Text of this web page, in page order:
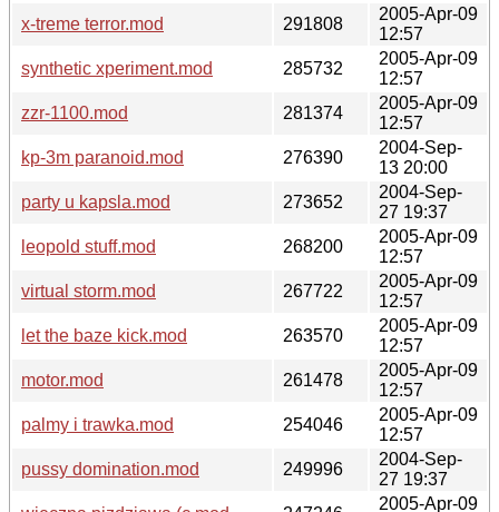
x-treme terror.mod
291808
2005-Apr-09
12:57
synthetic xperiment.mod
285732
2005-Apr-09
12:57
zzr-1100.mod
281374
2005-Apr-09
12:57
kp-3m paranoid.mod
276390
2004-Sep-
13 20:00
party u kapsla.mod
273652
2004-Sep-
27 19:37
leopold stuff.mod
268200
2005-Apr-09
12:57
virtual storm.mod
267722
2005-Apr-09
12:57
let the baze kick.mod
263570
2005-Apr-09
12:57
motor.mod
261478
2005-Apr-09
12:57
palmy i trawka.mod
254046
2005-Apr-09
12:57
pussy domination.mod
249996
2004-Sep-
27 19:37
2005-Apr-09